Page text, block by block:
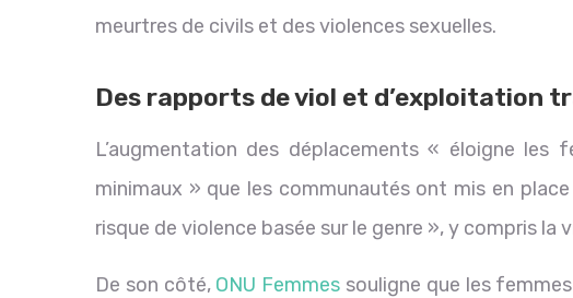
meurtres de civils et des violences sexuelles.
Des rapports de viol et d’exploitation
L’augmentation des déplacements « éloigne
minimaux » que les communautés ont mis en
risque de violence basée sur le genre », y compris la
De son côté, ONU Femmes souligne que les